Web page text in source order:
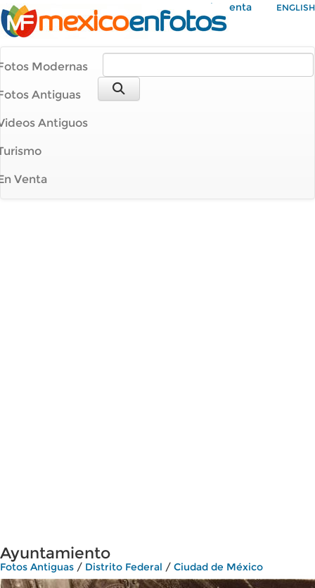
Mi Cuenta ENGLISH
Modernas
Antiguas
Antiguos
Venta
Ayuntamiento
Fotos Antiguas / Distrito Federal / Ciudad de México